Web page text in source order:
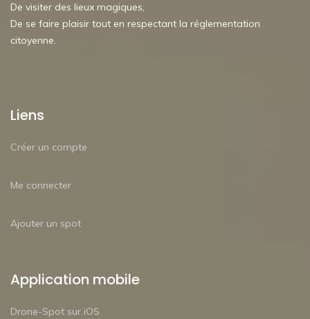
De visiter des lieux magiques,
De se faire plaisir tout en respectant la réglementation
citoyenne.
Liens
Créer un compte
Me connecter
Ajouter un spot
Application mobile
Drone-Spot sur iOS